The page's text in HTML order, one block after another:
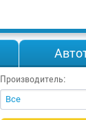
Производитель:
Все